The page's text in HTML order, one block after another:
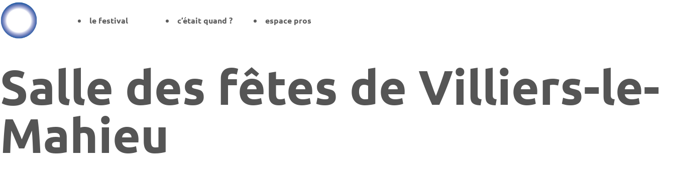
le festival c’était quand ? espace pros
Salle des fêtes de Villiers-le-
Mahieu